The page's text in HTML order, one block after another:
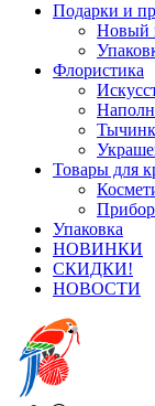
Подарки и
Новый
Флористика
Товары для
Упаковка
НОВИНКИ
СКИДКИ!
НОВОСТИ